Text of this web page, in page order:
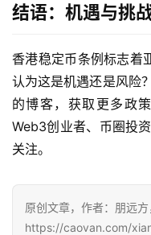
结语：机遇与挑
香港稳定币条例标志着
认为这是机遇还是风险
的博客，获取更多政
Web3创业者、币圈投
关注。
原创文章，作者：朋远方
https://caovan.com/